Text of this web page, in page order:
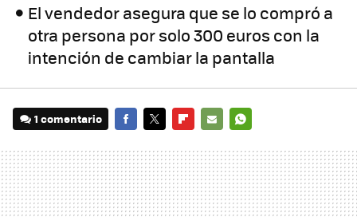
El vendedor asegura que se lo compró a
otra persona por solo 300 euros con la
intención de cambiar la pantalla
1 comentario
MAIL